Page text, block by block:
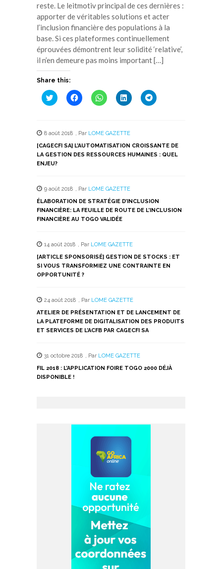
reste. Le leitmotiv principal de ces dernières :
apporter de véritables solutions et acter
l’inclusion financière des populations à la
base. Si ces plateformes continuellement
éprouvées démontrent leur solidité ‘relative’,
il n’en demeure pas moins important […]
Share this:
Cliquez
pour
une
nouvelle
fenêtre)
Cliquez
pour
une
nouvelle
fenêtre)
Cliquez
pour
une
nouvelle
fenêtre)
Cliquez
pour
une
nouvelle
fenêtre)
Cliquez
pour
nouvelle
fenêtre)
8 août 2018 , Par LOME GAZETTE
[CAGECFI SA] L’AUTOMATISATION CROISSANTE DE
LA GESTION DES RESSOURCES HUMAINES : QUEL
ENJEU?
9 août 2018 , Par LOME GAZETTE
ÉLABORATION DE STRATÉGIE D’INCLUSION
FINANCIÈRE: LA FEUILLE DE ROUTE DE L’INCLUSION
FINANCIÈRE AU TOGO VALIDÉE
14 août 2018 , Par LOME GAZETTE
[ARTICLE SPONSORISÉ] GESTION DE STOCKS : ET
SI VOUS TRANSFORMIEZ UNE CONTRAINTE EN
OPPORTUNITÉ ?
24 août 2018 , Par LOME GAZETTE
ATELIER DE PRÉSENTATION ET DE LANCEMENT DE
LA PLATEFORME DE DIGITALISATION DES PRODUITS
ET SERVICES DE L’ACFB PAR CAGECFI SA
31 octobre 2018 , Par LOME GAZETTE
FIL 2018 : L’APPLICATION FOIRE TOGO 2000 DÉJÀ
DISPONIBLE !